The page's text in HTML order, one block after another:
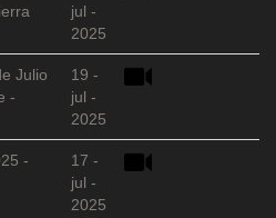
jul -
2025
Julio
-
19 -
jul -
2025
-
17 -
jul -
2025